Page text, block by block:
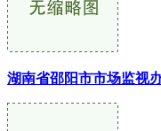
湖南省邵阳市市场监视